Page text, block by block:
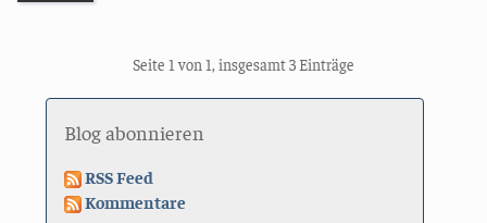
Seite 1 von 1, insgesamt 3 Einträge
Blog abonnieren
RSS Feed
Kommentare